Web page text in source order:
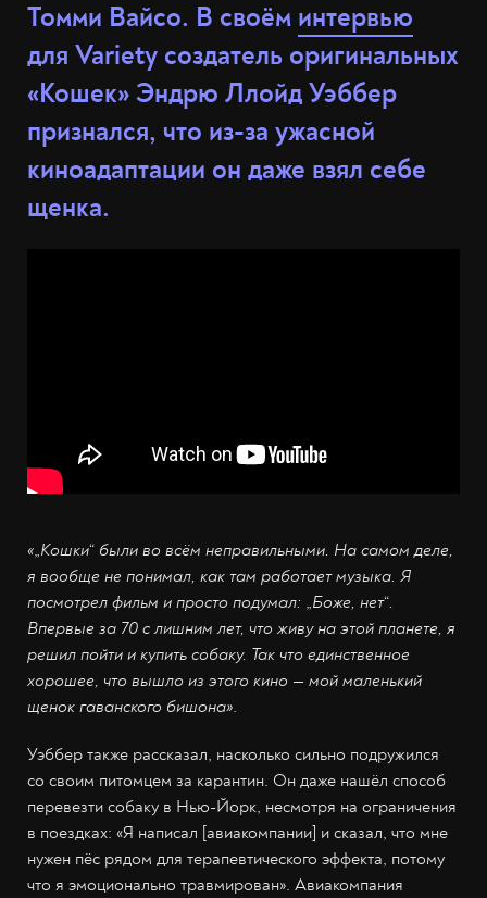
Томми Вайсо. В своём интервью
для Variety создатель оригинальных
«Кошек» Эндрю Ллойд Уэббер
признался, что из-за ужасной
киноадаптации он даже взял себе
щенка.
«„Кошки“ были во всём неправильными. На самом деле,
я вообще не понимал, как там работает музыка. Я
посмотрел фильм и просто подумал: „Боже, нет“.
Впервые за 70 с лишним лет, что живу на этой планете, я
решил пойти и купить собаку. Так что единственное
хорошее, что вышло из этого кино — мой маленький
щенок гаванского бишона».
Уэббер также рассказал, насколько сильно подружился
со своим питомцем за карантин. Он даже нашёл способ
перевезти собаку в Нью-Йорк, несмотря на ограничения
в поездках: «Я написал [авиакомпании] и сказал, что мне
нужен пёс рядом для терапевтического эффекта, потому
что я эмоционально травмирован». Авиакомпания